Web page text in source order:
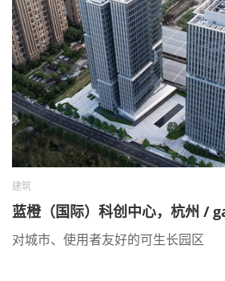
建筑
蓝橙（国际）科创中心，杭州 /
对城市、使用者友好的可生长园区